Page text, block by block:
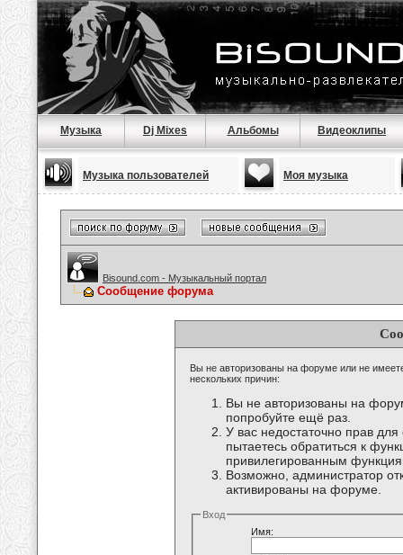
Музыка Dj Mixes Альбомы Видеоклипы
Музыка пользователей Моя музыка
Bisound.com - Музыкальный портал
Сообщение форума
Вы не авторизованы на форуме или не
нескольких причин:
Вы не авторизованы на
попробуйте ещё раз.
У вас недостаточно прав
пытаетесь обратиться к
привилегированным
Возможно, администратор
активированы на форуме.
Вход
Имя: